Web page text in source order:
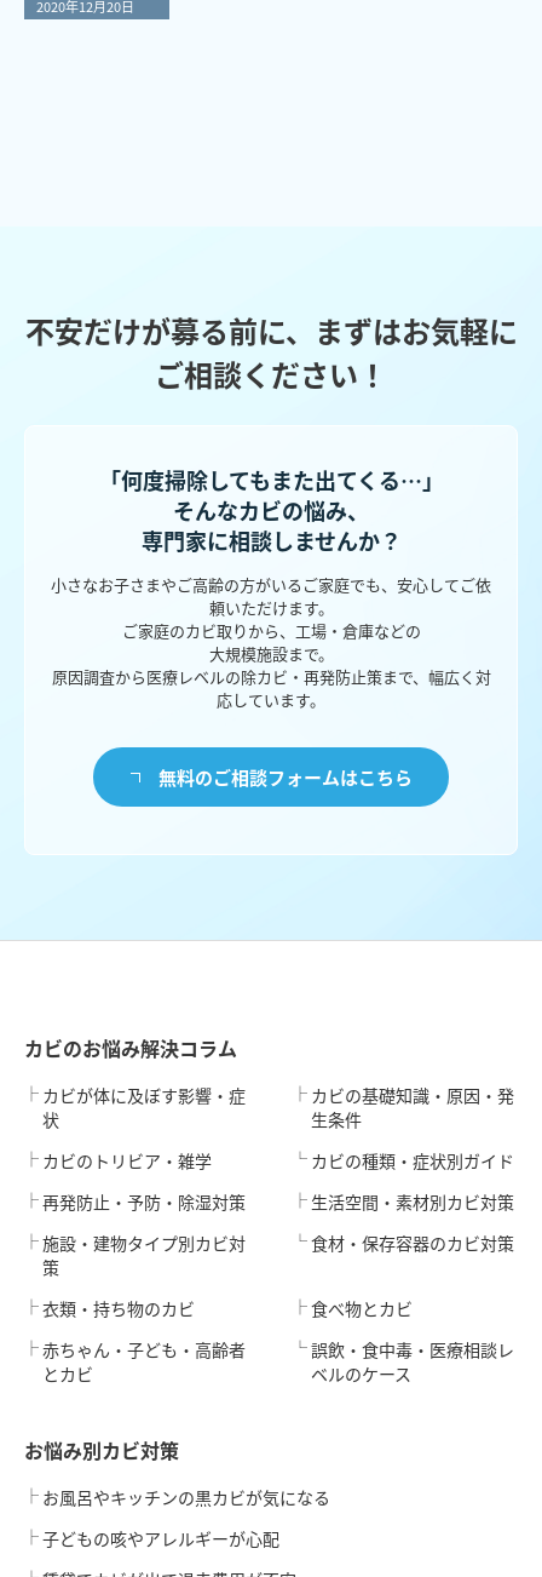
2020年12月20日
不安だけが募る前に、まずはお気軽に
ご相談ください！
「何度掃除してもまた出てくる…」
そんなカビの悩み、
専門家に相談しませんか？
小さなお子さまやご高齢の方がいるご家庭でも、安心してご依
頼いただけます。
ご家庭のカビ取りから、工場・倉庫などの
大規模施設まで。
原因調査から医療レベルの除カビ・再発防止策まで、幅広く対
応しています。
無料のご相談フォームはこちら
カビのお悩み解決コラム
カビが体に及ぼす影響・症
状
カビのトリビア・雑学
カビの基礎知識・原因・発
生条件
カビの種類・症状別ガイド
再発防止・予防・除湿対策
施設・建物タイプ別カビ対
策
生活空間・素材別カビ対策
食材・保存容器のカビ対策
衣類・持ち物のカビ
赤ちゃん・子ども・高齢者
とカビ
食べ物とカビ
誤飲・食中毒・医療相談レ
ベルのケース
お悩み別カビ対策
お風呂やキッチンの黒カビが気になる
子どもの咳やアレルギーが心配